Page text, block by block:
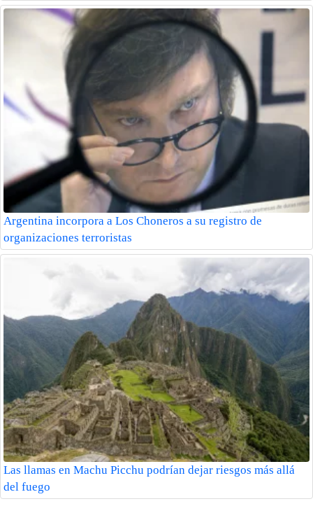
Argentina incorpora a Los Choneros a su registro de
organizaciones terroristas
Las llamas en Machu Picchu podrían dejar riesgos más allá
del fuego